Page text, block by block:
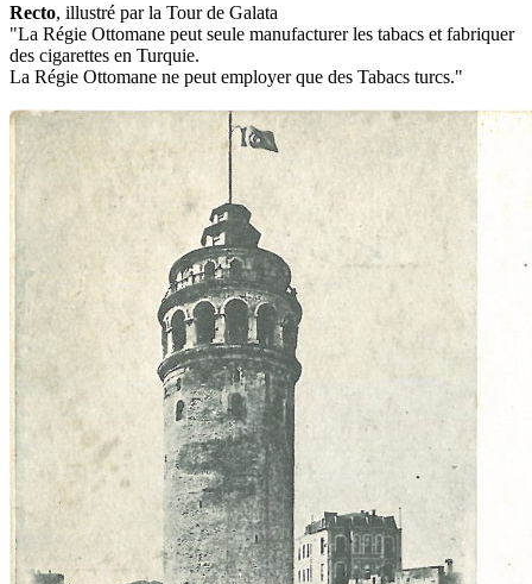
Recto, illustré par la Tour de Galata
"La Régie Ottomane peut seule manufacturer les tabacs et fabriquer
des cigarettes en Turquie.
La Régie Ottomane ne peut employer que des Tabacs turcs."